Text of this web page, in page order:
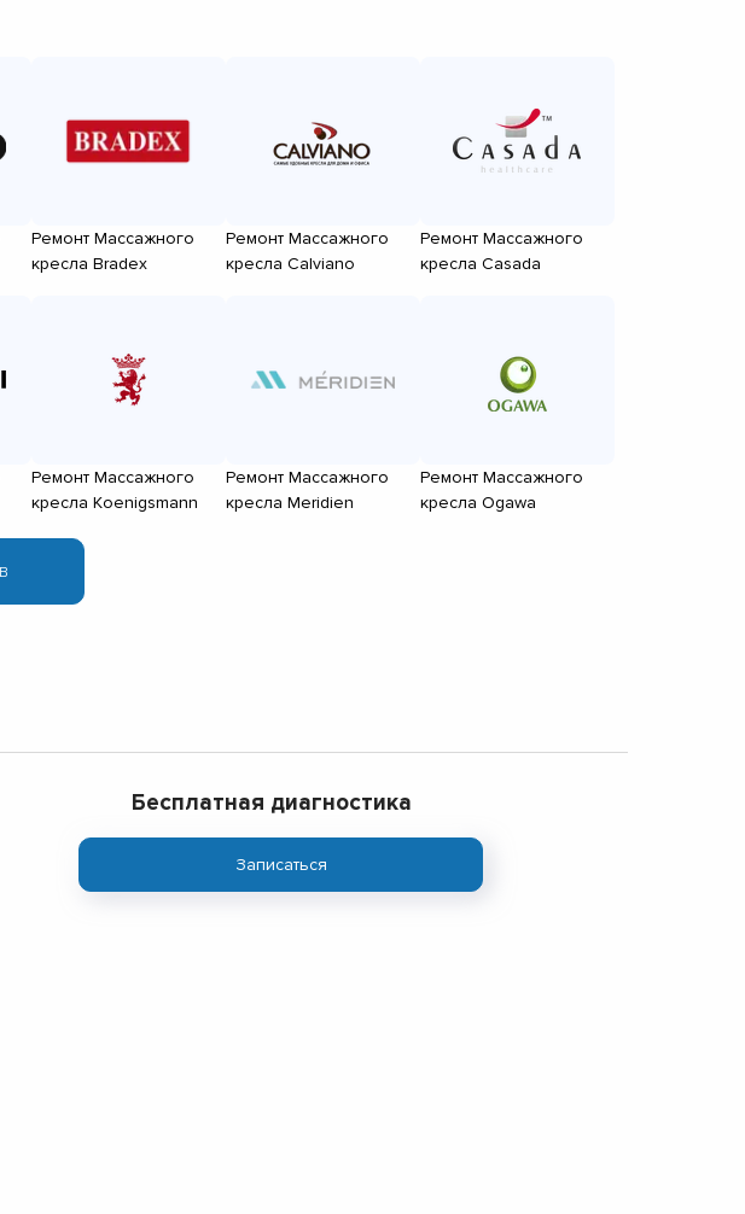
Ремонт Массажного
кресла Bradex
Ремонт Массажного
кресла Calviano
Ремонт Массажного
кресла Casada
Ремонт Массажного
кресла Koenigsmann
Ремонт Массажного
кресла Meridien
Ремонт Массажного
кресла Ogawa
Бесплатная диагностика
Записаться